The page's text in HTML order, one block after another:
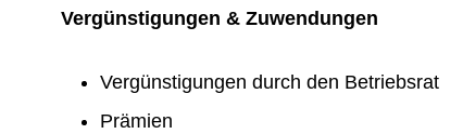
Vergünstigungen & Zuwendungen
Vergünstigungen durch den Betriebsrat
Prämien